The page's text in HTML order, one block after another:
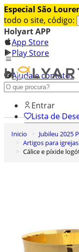
Especial São
todo o site, código:
Holyart APP
App Store
Play Store
Ajuda e contatos
Conheça premium
Entrar
Lista de
0
Carrinho de
Inicio
Jubileu 2025
Artigos para
Cálice e píxide